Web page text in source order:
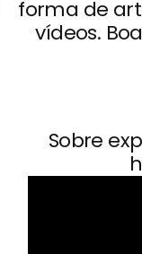
forma de
vídeos.
Sobre